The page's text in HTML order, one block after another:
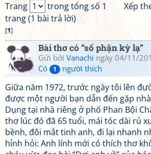
Xếp
Trang
trong tổng số 1
trang (1 bài trả lời)
[1]
Bài thơ có “số phận kỳ lạ”
Gửi bởi Vanachi ngày 04/11/
Có
1 người thích
Giữa năm 1972, trước ngày tôi lên
được một người bạn dẫn đến gặp
Dụng tại nhà riêng ở phố Phan Bội
thơ lúc đó đã 65 tuổi, mái tóc dài rủ
bềnh, đôi mắt tinh anh, đi lại nhanh
hỉnh hỏi: Anh lính mới có thích thơ